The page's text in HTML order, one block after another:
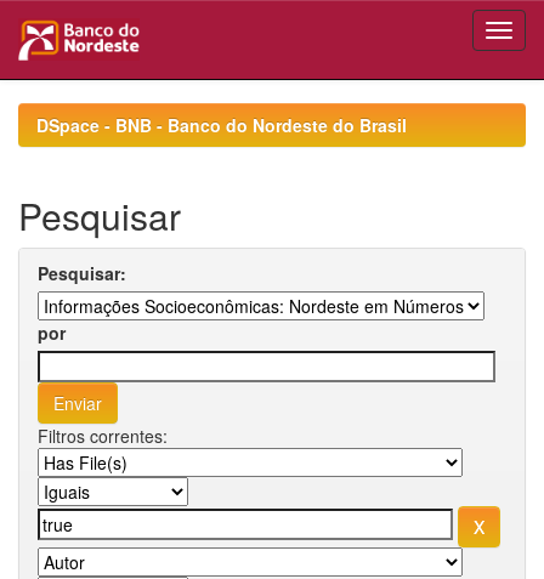
navigationDSpace - BNB - Banco do Nordeste do Brasil
Pesquisar
Pesquisar:
por
Filtros correntes: